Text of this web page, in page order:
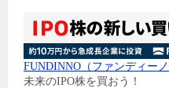
FUNDINNO（ファンディーノ
未来のIPO株を買おう！